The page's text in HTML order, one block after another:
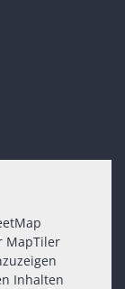
MapTiler
Inhalten